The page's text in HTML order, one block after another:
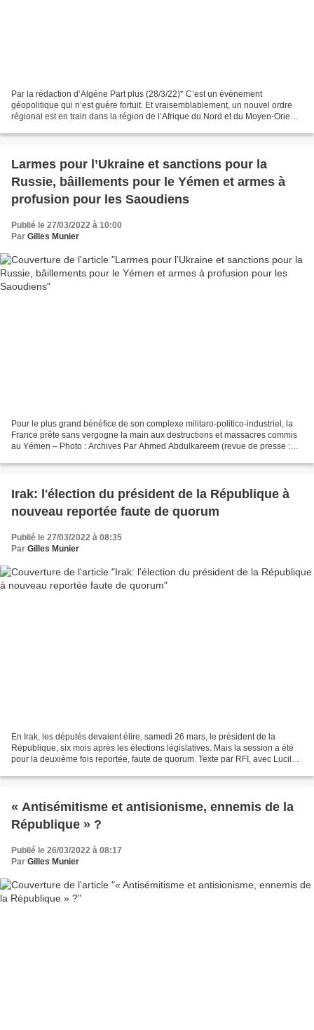
Par la rédaction d’Algérie Part plus (28/3/22)* C’est un évènement
géopolitique qui n’est guère fortuit. Et vraisemblablement, un nouvel ordre
régional est en train dans la région de l’Afrique du Nord et du Moyen-Orient
Larmes pour l’Ukraine et sanctions pour la
Russie, bâillements pour le Yémen et armes à
profusion pour les Saoudiens
Publié le 27/03/2022 à 10:00
Par Gilles Munier
Pour le plus grand bénéfice de son complexe militaro-politico-industriel, la
France prête sans vergogne la main aux destructions et massacres commis
au Yémen – Photo : Archives Par Ahmed Abdulkareem (revue de presse :
Irak: l'élection du président de la République à
nouveau reportée faute de quorum
Publié le 27/03/2022 à 08:35
Par Gilles Munier
En Irak, les députés devaient élire, samedi 26 mars, le président de la
République, six mois après les élections législatives. Mais la session a été
pour la deuxième fois reportée, faute de quorum. Texte par RFI, avec Lucile
« Antisémitisme et antisionisme, ennemis de la
République » ?
Publié le 26/03/2022 à 08:17
Par Gilles Munier